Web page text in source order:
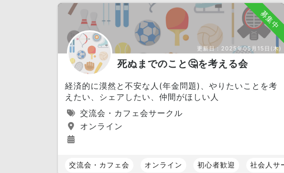
募集中
更新日： 2025年05月15日(木)
死ぬまでのこと🤔を考える会
経済的に漠然と不安な人(年金問題)、やりたいことを考
えたい、シェアしたい、仲間がほしい人
交流会・カフェ会サークル
オンライン
交流会・カフェ会 オンライン 初心者歓迎 社会人サ